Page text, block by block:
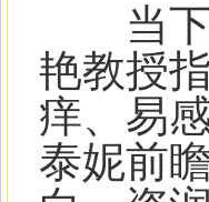
当下
艳教授
痒、易
泰妮前